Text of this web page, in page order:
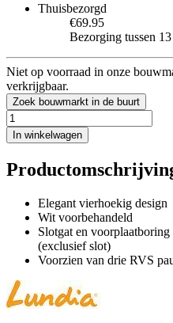
Thuisbezorgd
€69.95
Bezorging tussen
Niet op voorraad in onze
verkrijgbaar.
Zoek bouwmarkt in de buurt
In winkelwagen
Elegant vierhoekig design
Wit voorbehandeld
Slotgat en
(exclusief slot)
Voorzien van drie RVS